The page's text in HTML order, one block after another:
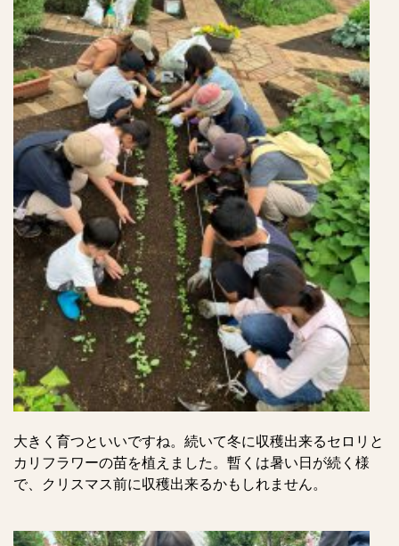
大きく育つといいですね。続いて冬に収穫出来るセロリと
カリフラワーの苗を植えました。暫くは暑い日が続く様
で、クリスマス前に収穫出来るかもしれません。